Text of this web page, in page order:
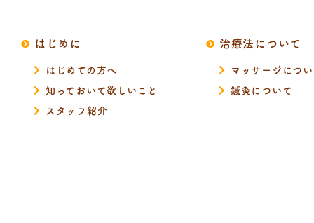
はじめに
はじめての方へ
知っておいて欲しいこと
スタッフ紹介
治療法について
マッサージにつ
鍼灸について